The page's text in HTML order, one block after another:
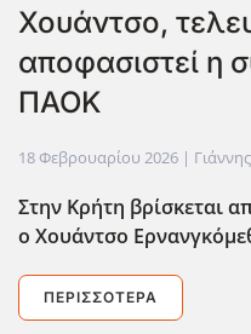
Χουάντσο,
αποφασιστεί η
ΠΑΟΚ
18 Φεβρουαρίου 2026 |
Στην Κρήτη βρίσκεται
ο Χουάντσο
ΠΕΡΙΣΣΌΤΕΡΑ